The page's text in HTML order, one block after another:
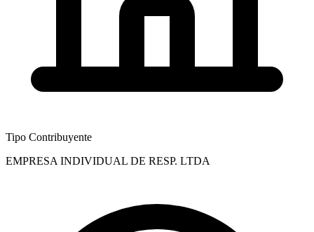
Tipo Contribuyente
EMPRESA INDIVIDUAL DE RESP. LTDA